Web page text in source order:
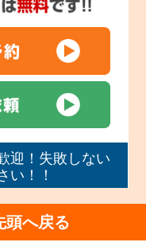
迎！失敗しない
い！！
頭へ戻る